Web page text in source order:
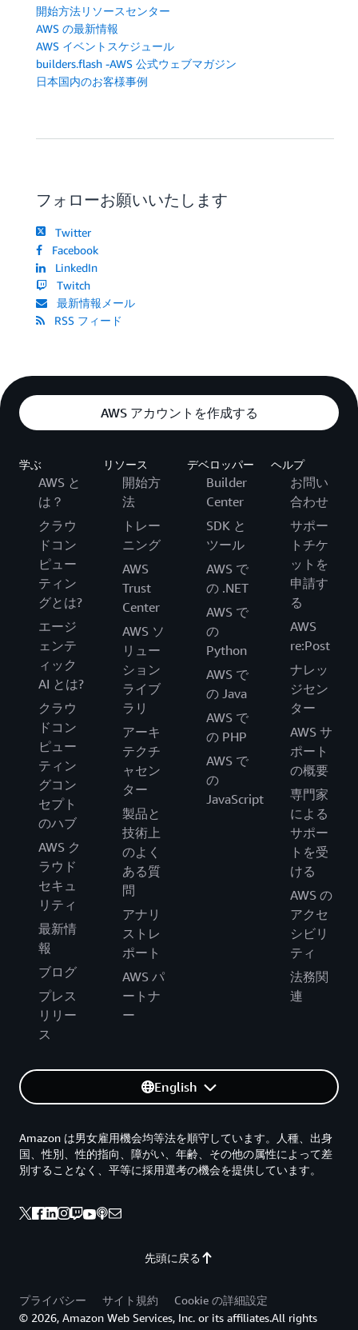
開始方法リソースセンター
AWS の最新情報
AWS イベントスケジュール
builders.flash -AWS 公式ウェブマガジン
日本国内のお客様事例
フォローお願いいたします
Twitter
Facebook
LinkedIn
Twitch
最新情報メール
RSS フィード
AWS アカウントを作成する
学ぶ
AWS と
は？
クラウ
ドコン
ピュー
ティン
グとは?
エージ
ェンテ
ィック
AI とは?
クラウ
ドコン
ピュー
ティン
グコン
セプト
のハブ
AWS ク
ラウド
セキュ
リティ
最新情
報
ブログ
プレス
リリー
ス
リソース
開始方
法
トレー
ニング
AWS
Trust
Center
AWS ソ
リュー
ション
ライブ
ラリ
アーキ
テクチ
ャセン
ター
製品と
技術上
のよく
ある質
問
アナリ
ストレ
ポート
AWS パ
ートナ
ー
デベロッパー
Builder
Center
SDK と
ツール
AWS で
の .NET
AWS で
の
Python
AWS で
の Java
AWS で
の PHP
AWS で
の
JavaScript
ヘルプ
お問い
合わせ
サポー
トチケ
ットを
申請す
る
AWS
re:Post
ナレッ
ジセン
ター
AWS サ
ポート
の概要
専門家
による
サポー
トを受
ける
AWS の
アクセ
シビリ
ティ
法務関
連
English
先頭に戻る
Amazon は男女雇用機会均等法を順守しています。人種、出身
国、性別、性的指向、障がい、年齢、その他の属性によって差
別することなく、平等に採用選考の機会を提供しています。
プライバシー サイト規約
Cookie の詳細設定
© 2026, Amazon Web Services, Inc. or its affiliates.All rights